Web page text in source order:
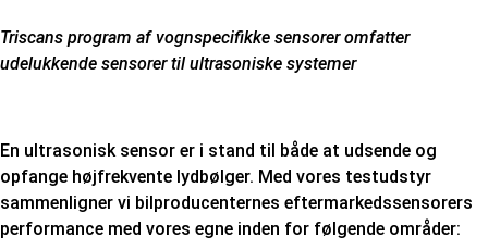
Triscans program af vognspecifikke sensorer omfatter
udelukkende sensorer til ultrasoniske systemer
En ultrasonisk sensor er i stand til både at udsende og
opfange højfrekvente lydbølger. Med vores testudstyr
sammenligner vi bilproducenternes eftermarkedssensorers
performance med vores egne inden for følgende områder: